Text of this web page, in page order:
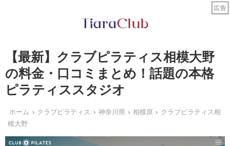
【最新】クラブピラティス相模大野
の料金・口コミまとめ！話題の本格
ピラティススタジオ
ホーム クラブピラティス 神奈川県 相模原
クラブピラティス相
模大野